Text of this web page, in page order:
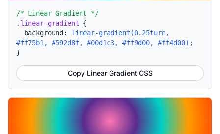
/* Linear Gradient */
.linear-gradient {
background: linear-gradient(0.25turn,
#ff75b1, #592d8f, #00d1c3, #ff9d00, #ff4d00);
}
Copy Linear Gradient CSS